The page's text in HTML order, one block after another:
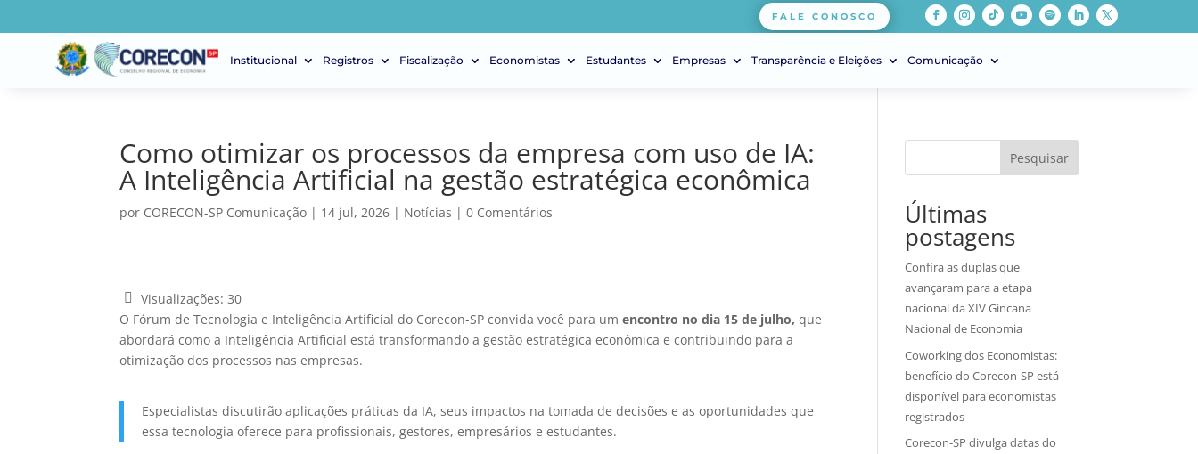
FALE CONOSCO
Institucional Registros Fiscalização Economistas Estudantes Empresas Transparência e Eleições Comunicação
Como otimizar os processos da empresa com uso de IA:
A Inteligência Artificial na gestão estratégica econômica
por CORECON-SP Comunicação | 14 jul, 2026 | Notícias |0 Comentários
Visualizações: 30
O Fórum de Tecnologia e Inteligência Artificial do Corecon-SP convida você para umencontro no dia 15 de julho, que
abordará como a Inteligência Artificial está transformando a gestão estratégica econômica e contribuindo para a
otimização dos processos nas empresas.
Especialistas discutirão aplicações práticas da IA, seus impactos na tomada de decisões e as oportunidades que
essa tecnologia oferece para profissionais, gestores, empresários e estudantes.
Pesquisar
Últimas
postagens
Confira as duplas que
avançaram para a etapa
nacional da XIV Gincana
Nacional de Economia
Coworking dos Economistas:
benefício do Corecon-SP está
disponível para economistas
registrados
Corecon-SP divulga datas do